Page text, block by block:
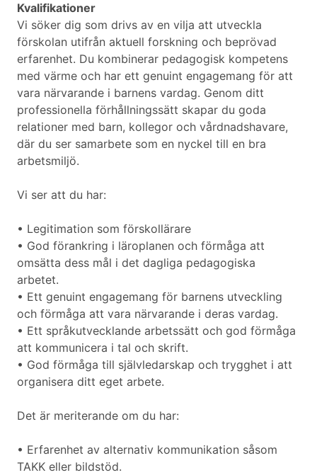
Kvalifikationer
Vi söker dig som drivs av en vilja att utveckla
förskolan utifrån aktuell forskning och beprövad
erfarenhet. Du kombinerar pedagogisk kompetens
med värme och har ett genuint engagemang för att
vara närvarande i barnens vardag. Genom ditt
professionella förhållningssätt skapar du goda
relationer med barn, kollegor och vårdnadshavare,
där du ser samarbete som en nyckel till en bra
arbetsmiljö.
Vi ser att du har:
• Legitimation som förskollärare
• God förankring i läroplanen och förmåga att
omsätta dess mål i det dagliga pedagogiska
arbetet.
• Ett genuint engagemang för barnens utveckling
och förmåga att vara närvarande i deras vardag.
• Ett språkutvecklande arbetssätt och god förmåga
att kommunicera i tal och skrift.
• God förmåga till självledarskap och trygghet i att
organisera ditt eget arbete.
Det är meriterande om du har:
• Erfarenhet av alternativ kommunikation såsom
TAKK eller bildstöd.